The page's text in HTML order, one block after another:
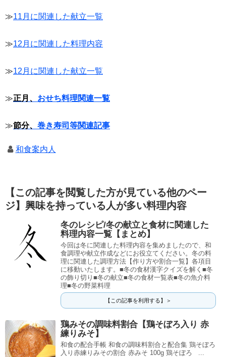
≫11月に関連した献立一覧
≫12月に関連した料理内容
≫12月に関連した献立一覧
≫正月、 おせち料理関連一覧
≫節分、 巻き寿司等関連記事
和食案内人
【この記事を閲覧した方が見ている他のペー
ジ】興味を持っている人が多い料理内容
冬のレシピ/冬の献立と食材に関連した
料理内容一覧【まとめ】
今回は冬に関連した料理内容を集めましたので、和
食調理や献立作成などにお役立てください。冬の料
理に関連した調理方法【作り方や割合一覧】各項目
に移動いたします。■冬の食材漢字クイズを解く■冬
の飾り切り■冬の献立■冬の食材一覧表■冬の魚介料
理■冬の野菜料理
【この記事を利用する】＞
鶏みその調味料割合【鶏そぼろ入り 赤
練りみそ】
和食の配合手帳 和食の調味料割合と配合集 鶏そぼろ
入り赤練りみその割合 赤みそ 100g 鶏そぼろ ...